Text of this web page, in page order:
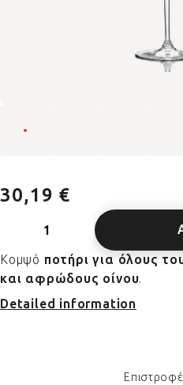
30,19 €
Κομψό ποτήρι για όλους
και αφρώδους οίνου.
Detailed information